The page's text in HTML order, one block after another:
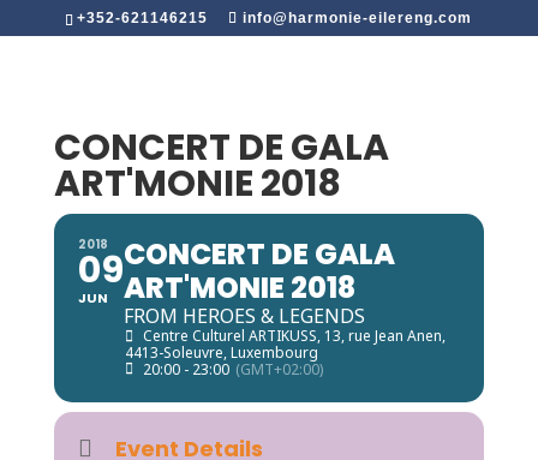
+352-621146215 info@harmonie-eilereng.com
CONCERT DE GALA
ART'MONIE 2018
2018
09
JUN
CONCERT DE GALA
ART'MONIE 2018
FROM HEROES & LEGENDS
Centre Culturel ARTIKUSS, 13, rue Jean Anen,
4413-Soleuvre, Luxembourg
20:00 - 23:00 (GMT+02:00)
Event Details